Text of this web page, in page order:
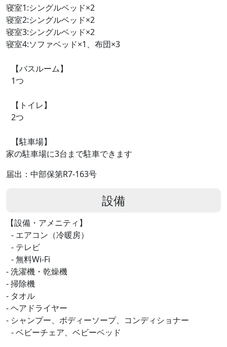
寝室1:シングルベッド×2
寝室2:シングルベッド×2
寝室3:シングルベッド×2
寝室4:ソファベッド×1、布団×3
【バスルーム】
1つ
【トイレ】
2つ
【駐車場】
家の駐車場に3台まで駐車できます
届出：中部保第R7-163号
設備
【設備・アメニティ】
- エアコン（冷暖房）
- テレビ
- 無料Wi-Fi
- 洗濯機・乾燥機
- 掃除機
- タオル
- ヘアドライヤー
- シャンプー、ボディーソープ、コンディショナー
- ベビーチェア、ベビーベッド